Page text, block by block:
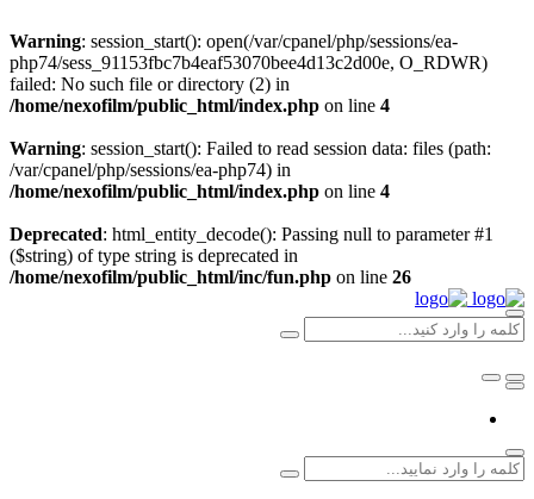
Warning: session_start(): open(/var/cpanel/php/sessions/ea-
php74/sess_91153fbc7b4eaf53070bee4d13c2d00e, O_RDWR)
failed: No such file or directory (2) in
/home/nexofilm/public_html/index.php on line 4
Warning: session_start(): Failed to read session data: files (path:
/var/cpanel/php/sessions/ea-php74) in
/home/nexofilm/public_html/index.php on line 4
Deprecated: html_entity_decode(): Passing null to parameter #1
($string) of type string is deprecated in
/home/nexofilm/public_html/inc/fun.php on line 26